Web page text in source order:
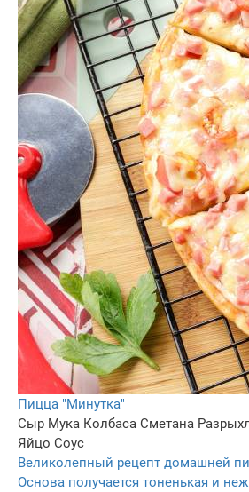
Пицца "Минутка"
Сыр Мука Колбаса Сметана
Яйцо Соус
Великолепный рецепт домашней
Основа получается тоненькая и